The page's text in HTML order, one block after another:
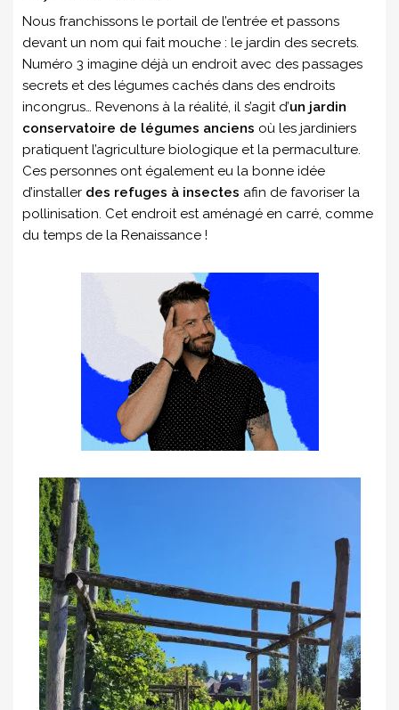
Nous franchissons le portail de l’entrée et passons
devant un nom qui fait mouche : le jardin des secrets.
Numéro 3 imagine déjà un endroit avec des passages
secrets et des légumes cachés dans des endroits
incongrus… Revenons à la réalité, il s’agit d’un jardin
conservatoire de légumes anciens où les jardiniers
pratiquent l’agriculture biologique et la permaculture.
Ces personnes ont également eu la bonne idée
d’installer des refuges à insectes afin de favoriser la
pollinisation. Cet endroit est aménagé en carré, comme
du temps de la Renaissance !